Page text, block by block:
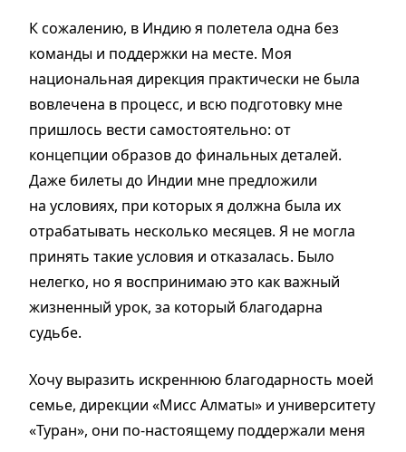
К сожалению, в Индию я полетела одна без
команды и поддержки на месте. Моя
национальная дирекция практически не была
вовлечена в процесс, и всю подготовку мне
пришлось вести самостоятельно: от
концепции образов до финальных деталей.
Даже билеты до Индии мне предложили
на условиях, при которых я должна была их
отрабатывать несколько месяцев. Я не могла
принять такие условия и отказалась. Было
нелегко, но я воспринимаю это как важный
жизненный урок, за который благодарна
судьбе.
Хочу выразить искреннюю благодарность моей
семье, дирекции «Мисс Алматы» и университету
«Туран», они по-настоящему поддержали меня